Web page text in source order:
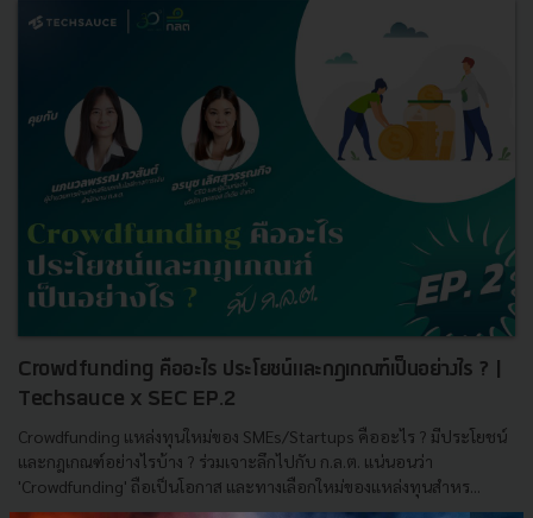
Crowdfunding คืออะไร ประโยชน์และกฎเกณฑ์เป็นอย่างไร ? |
Techsauce x SEC EP.2
Crowdfunding แหล่งทุนใหม่ของ SMEs/Startups คืออะไร ? มีประโยชน์
และกฎเกณฑ์อย่างไรบ้าง ? ร่วมเจาะลึกไปกับ ก.ล.ต. แน่นอนว่า
'Crowdfunding' ถือเป็นโอกาส และทางเลือกใหม่ของแหล่งทุนสำหร...